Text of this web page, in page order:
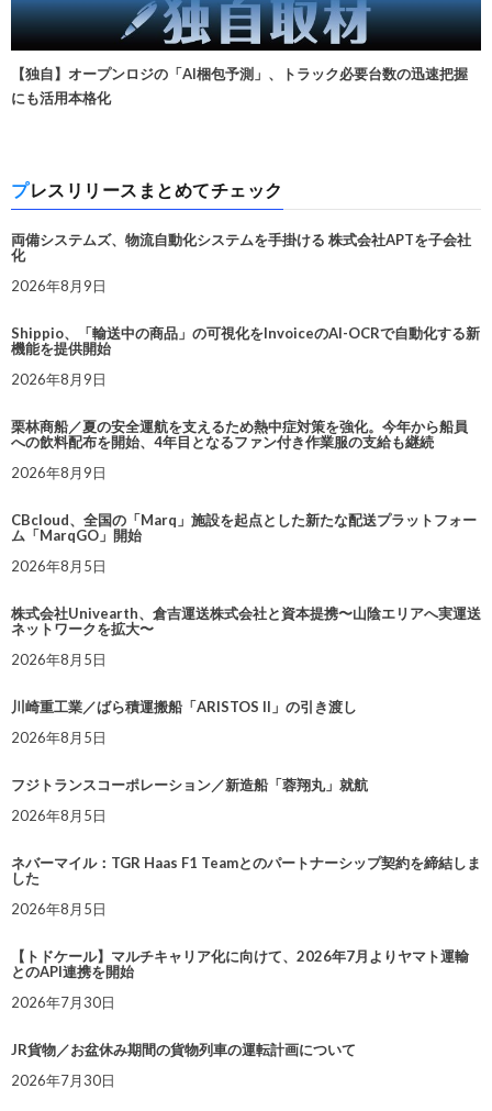
【独自】オープンロジの「AI梱包予測」、トラック必要台数の迅速把握
にも活用本格化
プレスリリースまとめてチェック
両備システムズ、物流自動化システムを手掛ける 株式会社APTを子会社
化
2026年8月9日
Shippio、「輸送中の商品」の可視化をInvoiceのAI-OCRで自動化する新
機能を提供開始
2026年8月9日
栗林商船／夏の安全運航を支えるため熱中症対策を強化。今年から船員
への飲料配布を開始、4年目となるファン付き作業服の支給も継続
2026年8月9日
CBcloud、全国の「Marq」施設を起点とした新たな配送プラットフォー
ム「MarqGO」開始
2026年8月5日
株式会社Univearth、倉吉運送株式会社と資本提携〜山陰エリアへ実運送
ネットワークを拡大〜
2026年8月5日
川崎重工業／ばら積運搬船「ARISTOS II」の引き渡し
2026年8月5日
フジトランスコーポレーション／新造船「蓉翔丸」就航
2026年8月5日
ネバーマイル：TGR Haas F1 Teamとのパートナーシップ契約を締結しま
した
2026年8月5日
【トドケール】マルチキャリア化に向けて、2026年7月よりヤマト運輸
とのAPI連携を開始
2026年7月30日
JR貨物／お盆休み期間の貨物列車の運転計画について
2026年7月30日